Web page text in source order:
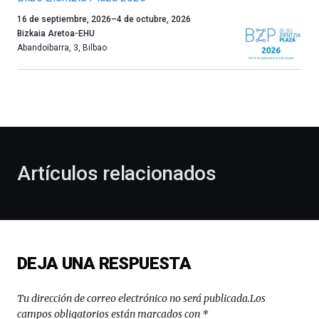
Un
año
más,
celebración
novena
Bilbo
(BZP),
16 de septiembre, 2026–4 de octubre, 2026
Bizkaia Aretoa-EHU
Abandoibarra, 3, Bilbao
Artículos relacionados
DEJA UNA RESPUESTA
Tu dirección de correo electrónico no será publicada.Los
campos obligatorios están marcados con *